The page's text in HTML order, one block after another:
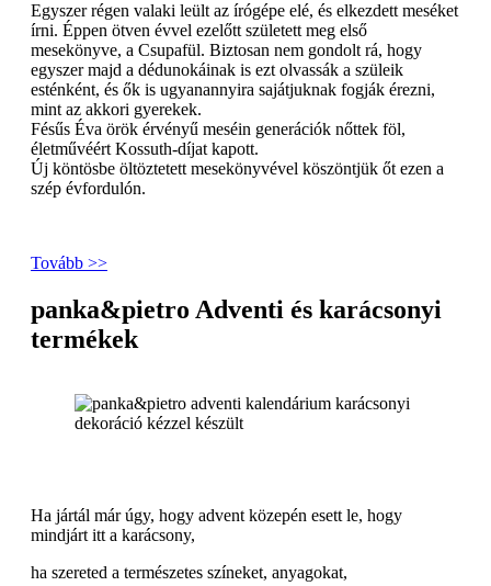
Egyszer régen valaki leült az írógépe elé, és elkezdett meséket
írni. Éppen ötven évvel ezelőtt született meg első
mesekönyve, a Csupafül. Biztosan nem gondolt rá, hogy
egyszer majd a dédunokáinak is ezt olvassák a szüleik
esténként, és ők is ugyanannyira sajátjuknak fogják érezni,
mint az akkori gyerekek.
Fésűs Éva örök érvényű meséin generációk nőttek föl,
életművéért Kossuth-díjat kapott.
Új köntösbe öltöztetett mesekönyvével köszöntjük őt ezen a
szép évfordulón.
Tovább >>
panka&pietro Adventi és karácsonyi
termékek
Ha jártál már úgy, hogy advent közepén esett le, hogy
mindjárt itt a karácsony,
ha szereted a természetes színeket, anyagokat,